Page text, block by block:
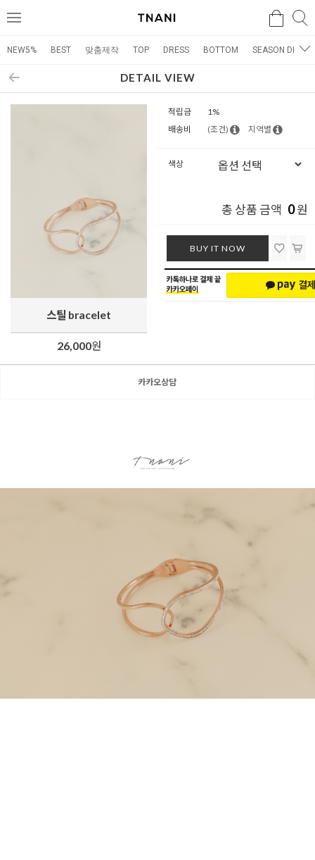
메
검색
NEW5% BEST 맞춤제작 TOP DRESS BOTTOM SEASON DRESS
DETAIL VIEW
스틸 bracelet
26,000원
적립금
1%
배송비
(조건) 지역별
색상
총 상품 금액 0원
BUY IT NOW
카카오상담